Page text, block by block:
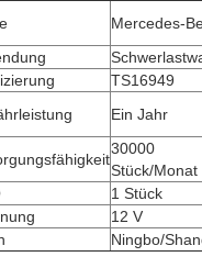
Mercedes-
TS16949
Ein Jahr
30000
Stück/Monat
1 Stück
12 V
Ningbo/